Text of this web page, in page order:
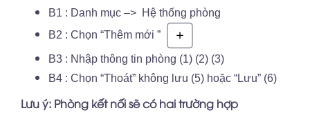
B1 : Danh mục –> Hệ thống phòng
B2 : Chọn “Thêm mới ”
B3 : Nhập thông tin phòng (1) (2) (3)
B4 : Chọn “Thoát” không lưu (5) hoặc “Lưu” (6)
Lưu ý: Phòng kết nối sẽ có hai trường hợp